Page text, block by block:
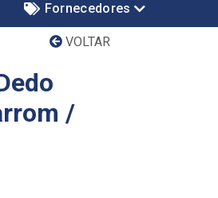
Fornecedores
VOLTAR
/